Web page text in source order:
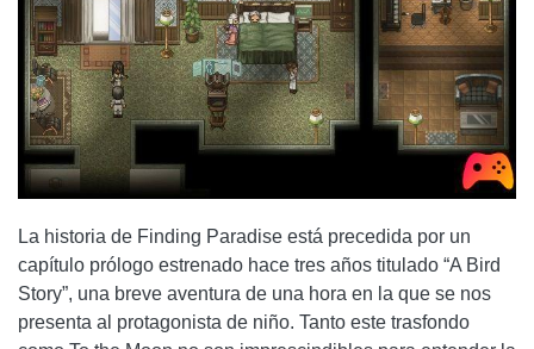
La historia de Finding Paradise está precedida por un
capítulo prólogo estrenado hace tres años titulado “A Bird
Story”, una breve aventura de una hora en la que se nos
presenta al protagonista de niño. Tanto este trasfondo